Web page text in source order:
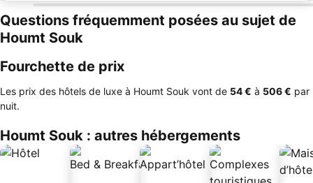
Questions fréquemment posées au sujet de
Houmt Souk
Fourchette de prix
Les prix des hôtels de luxe à Houmt Souk vont de ‎54 € à ‎506 € par
nuit.
Houmt Souk : autres hébergements